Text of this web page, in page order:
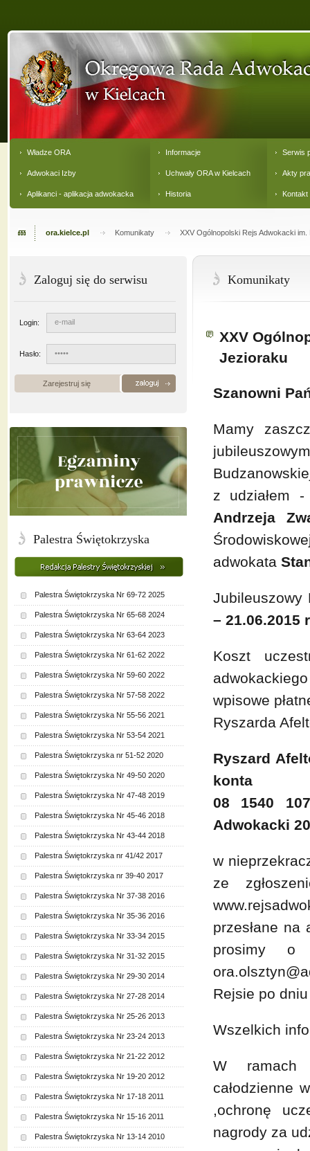
Władze ORA
Adwokaci Izby
Aplikanci - aplikacja adwokacka
Informacje
Uchwały ORA w Kielcach
Historia
Serwis
Akty
Kontakt
ora.kielce.pl Komunikaty XXV Ogólnopolski Rejs Adwokacki im.
Komunikaty
XXV
Jezioraku
Szanowni
Mamy
z udziałem
Andrzeja
adwokata
– 21.06.2015
Koszt
wpisowe
Ryszarda
Ryszard
konta
08 1540
Adwokacki
w
ze
przesłane
prosimy o
Rejsie po
Wszelkich
W ramach
całodzienne
,ochronę
nagrody za
Zaloguj się do serwisu
Login:
Hasło:
Zarejestruj się
Palestra Świętokrzyska
Palestra Świętokrzyska Nr 69-72 2025
Palestra Świętokrzyska Nr 65-68 2024
Palestra Świętokrzyska Nr 63-64 2023
Palestra Świętokrzyska Nr 61-62 2022
Palestra Świętokrzyska Nr 59-60 2022
Palestra Świętokrzyska Nr 57-58 2022
Palestra Świętokrzyska Nr 55-56 2021
Palestra Świętokrzyska Nr 53-54 2021
Palestra Świętokrzyska nr 51-52 2020
Palestra Świętokrzyska Nr 49-50 2020
Palestra Świętokrzyska Nr 47-48 2019
Palestra Świętokrzyska Nr 45-46 2018
Palestra Świętokrzyska Nr 43-44 2018
Palestra Świętokrzyska nr 41/42 2017
Palestra Świętokrzyska nr 39-40 2017
Palestra Świętokrzyska Nr 37-38 2016
Palestra Świętokrzyska Nr 35-36 2016
Palestra Świętokrzyska Nr 33-34 2015
Palestra Świętokrzyska Nr 31-32 2015
Palestra Świętokrzyska Nr 29-30 2014
Palestra Świętokrzyska Nr 27-28 2014
Palestra Świętokrzyska Nr 25-26 2013
Palestra Świętokrzyska Nr 23-24 2013
Palestra Świętokrzyska Nr 21-22 2012
Palestra Świętokrzyska Nr 19-20 2012
Palestra Świętokrzyska Nr 17-18 2011
Palestra Świętokrzyska Nr 15-16 2011
Palestra Świętokrzyska Nr 13-14 2010